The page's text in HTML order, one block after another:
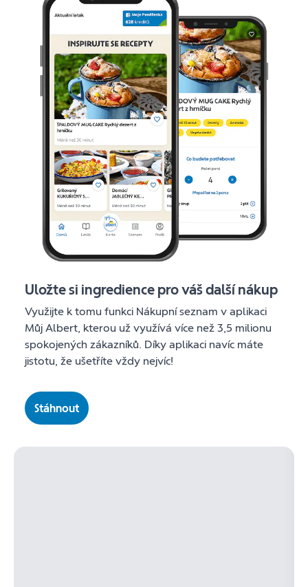
Uložte si ingredience pro váš další nákup
Využijte k tomu funkci Nákupní seznam v aplikaci
Můj Albert, kterou už využívá více než 3,5 milionu
spokojených zákazníků. Díky aplikaci navíc máte
jistotu, že ušetříte vždy nejvíc!
Stáhnout